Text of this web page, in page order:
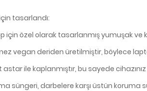
tasarlandı:
için özel olarak tasarlanmış yumuşak ve
vegan deriden üretilmiştir, böylece
ile kaplanmıştır, bu sayede
süngeri, darbelere karşı üstün koruma